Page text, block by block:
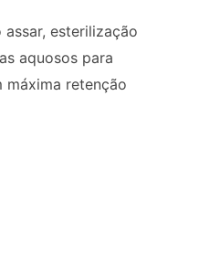
esterilização
aquosos para
máxima retenção